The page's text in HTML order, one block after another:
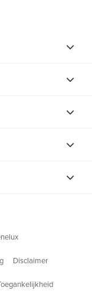
Disclaimer